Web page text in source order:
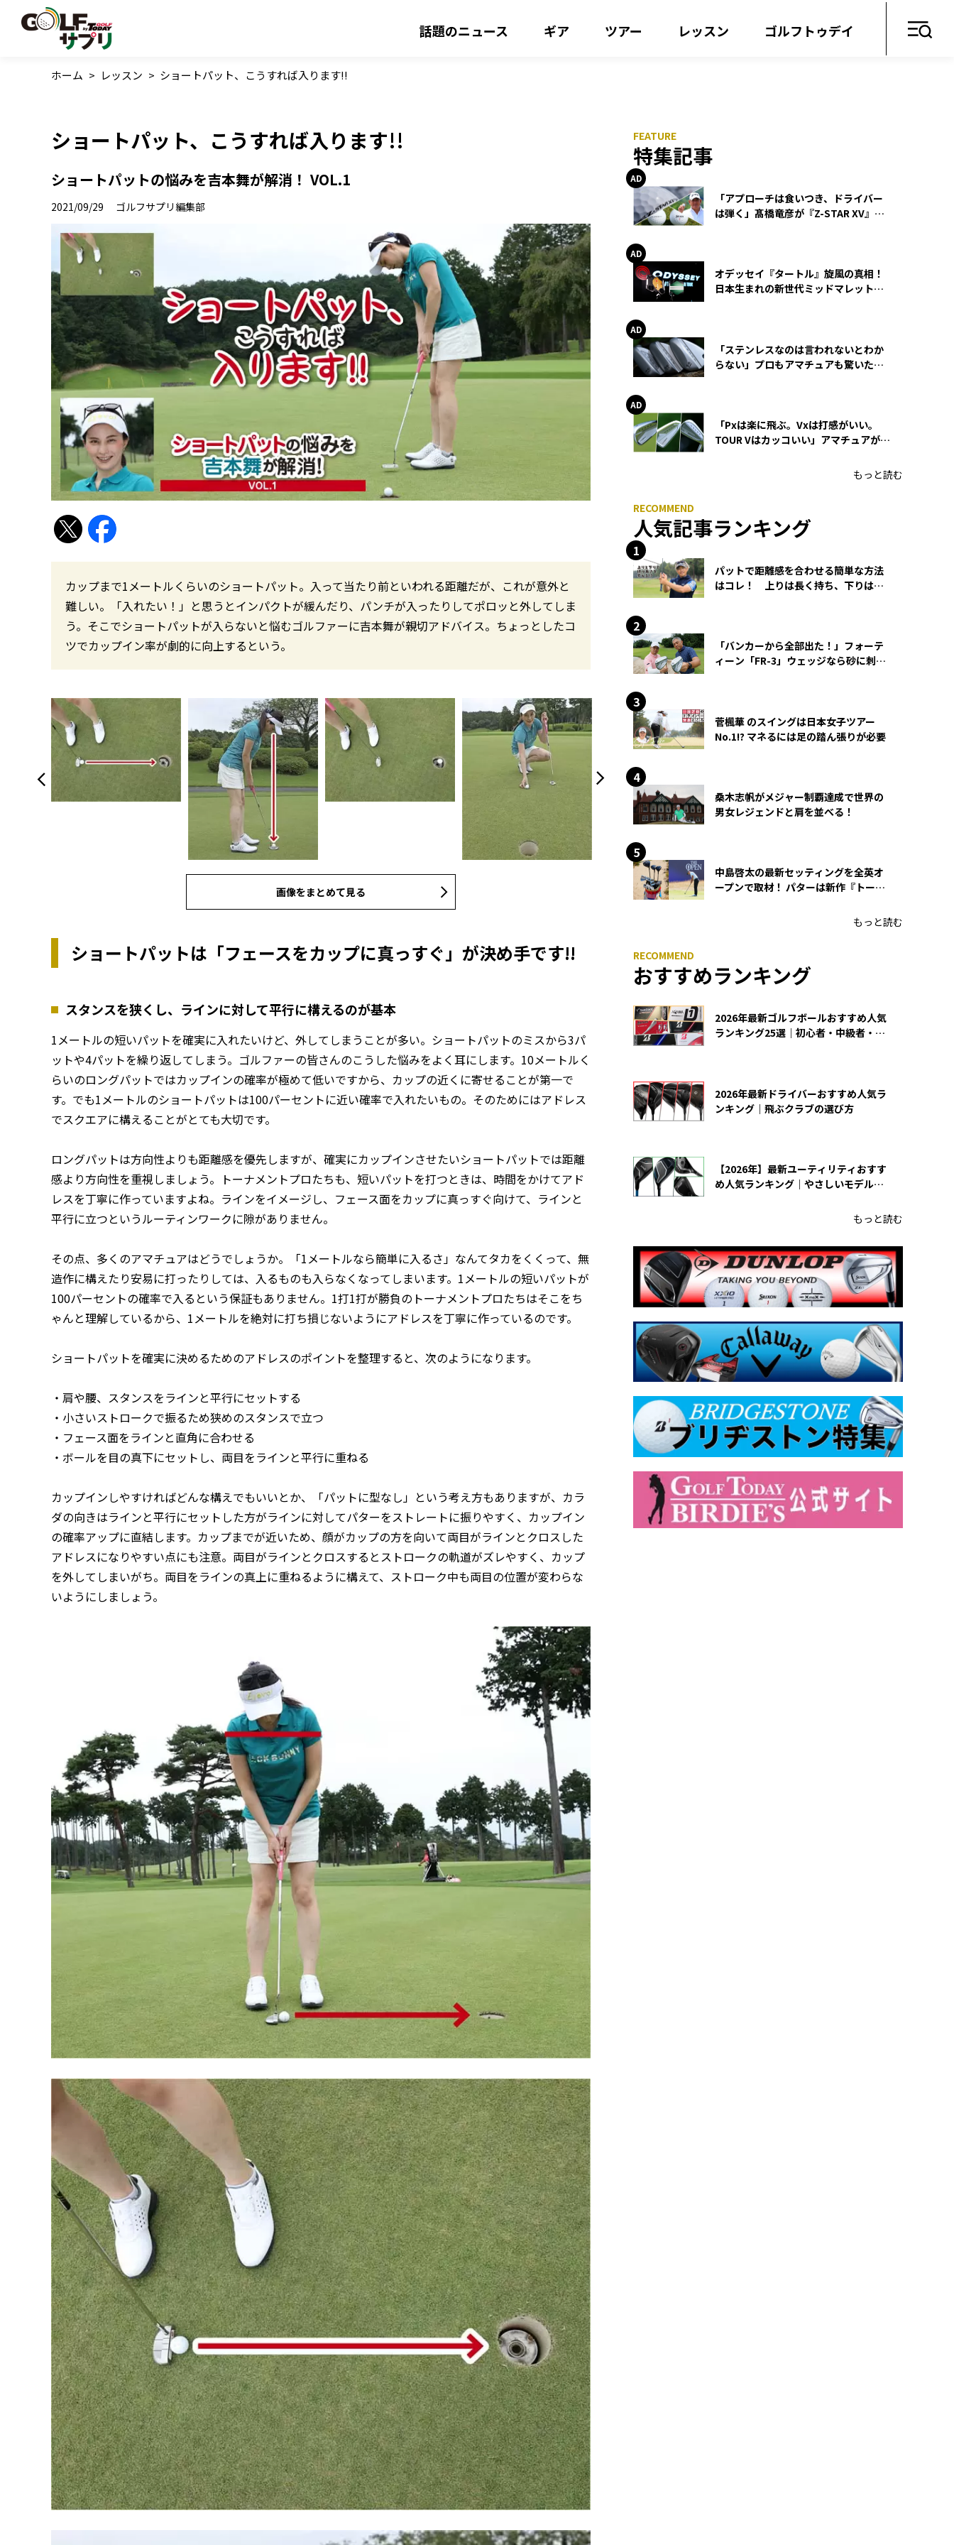
話題のニュース ギア ツアー レッスン ゴルフトゥデイ
ホーム > レッスン > ショートパット、こうすれば入ります!!
ショートパット、こうすれば入ります!!
ショートパットの悩みを吉本舞が解消！ VOL.1
2021/09/29 ゴルフサプリ編集部
カップまで1メートルくらいのショートパット。入って当たり前といわれる距離だが、これが意外と
難しい。「入れたい！」と思うとインパクトが緩んだり、パンチが入ったりしてポロッと外してしま
う。そこでショートパットが入らないと悩むゴルファーに吉本舞が親切アドバイス。ちょっとしたコ
ツでカップイン率が劇的に向上するという。
画像をまとめて見る
ショートパットは「フェースをカップに真っすぐ」が決め手です!!
スタンスを狭くし、ラインに対して平行に構えるのが基本
1メートルの短いパットを確実に入れたいけど、外してしまうことが多い。ショートパットのミスから3パ
ットや4パットを繰り返してしまう。ゴルファーの皆さんのこうした悩みをよく耳にします。10メートルく
らいのロングパットではカップインの確率が極めて低いですから、カップの近くに寄せることが第一で
す。でも1メートルのショートパットは100パーセントに近い確率で入れたいもの。そのためにはアドレス
でスクエアに構えることがとても大切です。
ロングパットは方向性よりも距離感を優先しますが、確実にカップインさせたいショートパットでは距離
感より方向性を重視しましょう。トーナメントプロたちも、短いパットを打つときは、時間をかけてアド
レスを丁寧に作っていますよね。ラインをイメージし、フェース面をカップに真っすぐ向けて、ラインと
平行に立つというルーティンワークに隙がありません。
その点、多くのアマチュアはどうでしょうか。「1メートルなら簡単に入るさ」なんてタカをくくって、無
造作に構えたり安易に打ったりしては、入るものも入らなくなってしまいます。1メートルの短いパットが
100パーセントの確率で入るという保証もありません。1打1打が勝負のトーナメントプロたちはそこをち
ゃんと理解しているから、1メートルを絶対に打ち損じないようにアドレスを丁寧に作っているのです。
ショートパットを確実に決めるためのアドレスのポイントを整理すると、次のようになります。
・肩や腰、スタンスをラインと平行にセットする
・小さいストロークで振るため狭めのスタンスで立つ
・フェース面をラインと直角に合わせる
・ボールを目の真下にセットし、両目をラインと平行に重ねる
カップインしやすければどんな構えでもいいとか、「パットに型なし」という考え方もありますが、カラ
ダの向きはラインと平行にセットした方がラインに対してパターをストレートに振りやすく、カップイン
の確率アップに直結します。カップまでが近いため、顔がカップの方を向いて両目がラインとクロスした
アドレスになりやすい点にも注意。両目がラインとクロスするとストロークの軌道がズレやすく、カップ
を外してしまいがち。両目をラインの真上に重ねるように構えて、ストローク中も両目の位置が変わらな
いようにしましょう。
特集記事
「アプローチは食いつき、ドライバー
は弾く」髙橋竜彦が『Z-STAR XV』を
オデッセイ『タートル』旋風の真相！
日本生まれの新世代ミッドマレットが
「ステンレスなのは言われないとわか
らない」プロもアマチュアも驚いた
「Pxは楽に飛ぶ。Vxは打感がいい。
TOUR Vはカッコいい」アマチュアが選
もっと読む
人気記事ランキング
パットで距離感を合わせる簡単な方法
はコレ！ 上りは長く持ち、下りは短
「バンカーから全部出た！」フォーテ
ィーン「FR-3」ウェッジなら砂に刺さ
菅楓華 のスイングは日本女子ツアー
No.1!? マネるには足の踏ん張りが必要
桑木志帆がメジャー制覇達成で世界の
男女レジェンドと肩を並べる！
中島啓太の最新セッティングを全英オ
ープンで取材！ パターは新作『トーチ
もっと読む
おすすめランキング
2026年最新ゴルフボールおすすめ人気
ランキング25選｜初心者・中級者・上
2026年最新ドライバーおすすめ人気ラ
ンキング｜飛ぶクラブの選び方
【2026年】最新ユーティリティおすす
め人気ランキング｜やさしいモデルの
もっと読む